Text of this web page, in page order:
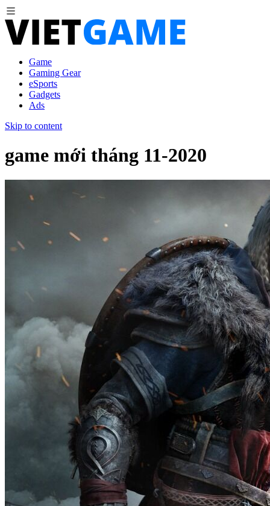
Game
Gaming Gear
eSports
Gadgets
Ads
Skip to content
game mới tháng 11-2020